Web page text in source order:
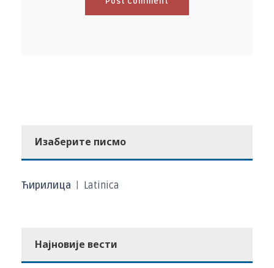
Изаберите писмо
Ћирилица Latinica
Најновије вести